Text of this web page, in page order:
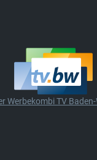
Werbekombi TV